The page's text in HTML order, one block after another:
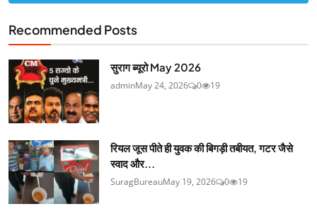
Recommended Posts
सुराग ब्यूरो May 2026
adminMay 24, 2026 0 19
रियल जूस पीते ही युवक की बिगड़ी तबीयत, गटर जैसे
स्वाद और...
SuragBureauMay 19, 2026 0 19